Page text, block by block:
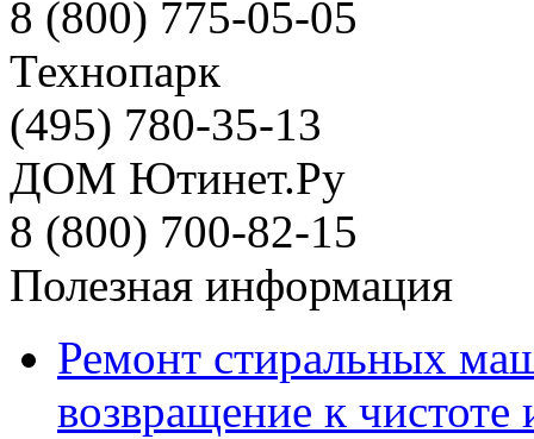
8 (800) 775-05-05
Технопарк
(495) 780-35-13
ДОМ Ютинет.Ру
8 (800) 700-82-15
Полезная информация
Ремонт стиральных
возвращение к